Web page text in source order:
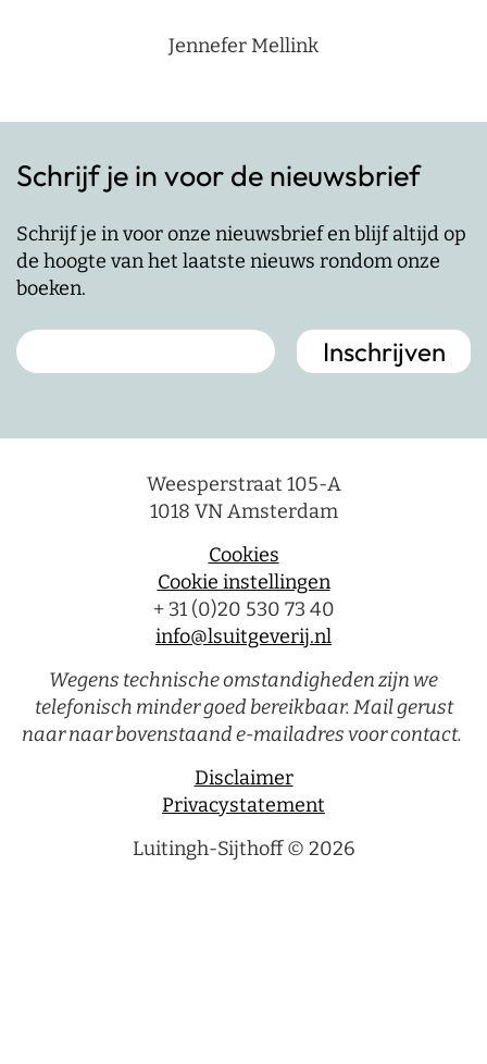
Jennefer Mellink
Schrijf je in voor de nieuwsbrief
Schrijf je in voor onze nieuwsbrief en blijf altijd op
de hoogte van het laatste nieuws rondom onze
boeken.
Weesperstraat 105-A
1018 VN Amsterdam
Cookies
Cookie instellingen
+ 31 (0)20 530 73 40
info@lsuitgeverij.nl
Wegens technische omstandigheden zijn we
telefonisch minder goed bereikbaar. Mail gerust
naar naar bovenstaand e-mailadres voor contact.
Disclaimer
Privacystatement
Luitingh-Sijthoff © 2026